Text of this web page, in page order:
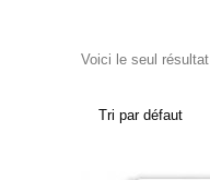
Voici le seul résultat
Tri par défaut